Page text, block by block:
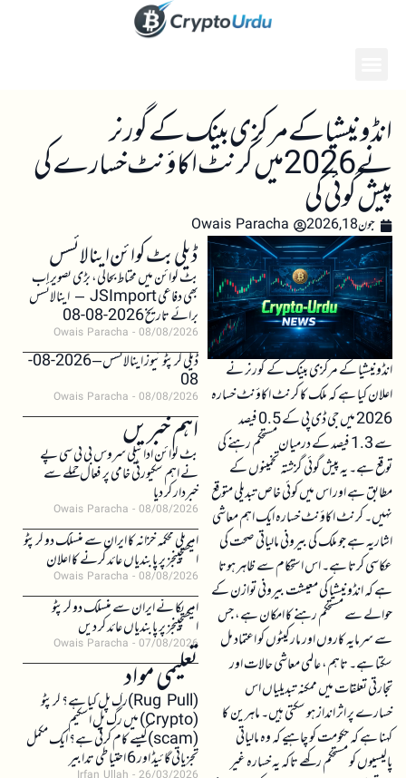
انڈونیشیا کے مرکزی بینک کے گورنر
نے 2026 میں کرنٹ اکاؤنٹ خسارے کی
پیش گوئی کی
جون 18, 2026 Owais Paracha
انڈونیشیا کے مرکزی بینک کے گورنر نے
اعلان کیا ہے کہ ملک کا کرنٹ اکاؤنٹ خسارہ
2026 میں جی ڈی پی کے 0.5 فیصد
سے 1.3 فیصد کے درمیان مستحکم رہنے کی
توقع ہے۔ یہ پیش گوئی گزشتہ تخمینوں کے
مطابق ہے اور اس میں کوئی خاص تبدیلی متوقع
نہیں۔ کرنٹ اکاؤنٹ خسارہ ایک اہم معاشی
اشاریہ ہے جو ملک کی بیرونی مالیاتی صحت کی
عکاسی کرتا ہے۔ اس استحکام سے ظاہر ہوتا
ہے کہ انڈونیشیا کی معیشت بیرونی توازن کے
حوالے سے مستحکم رہنے کا امکان ہے، جس
سے سرمایہ کاروں اور مارکیٹوں کو اعتماد مل
سکتا ہے۔ تاہم، عالمی معاشی حالات اور
تجارتی تعلقات میں ممکنہ تبدیلیاں اس
خسارے پر اثر انداز ہو سکتی ہیں۔ ماہرین کا
کہنا ہے کہ حکومت کو چاہیے کہ وہ مالیاتی
پالیسیوں کو مستحکم رکھے تاکہ یہ خسارہ غیر
ڈیلی بٹ کوائن اینالائسس
بٹ کوائن میں محتاط بحالی، بڑی تصویر اب
بھی دفاعی JSImport – اینالائسس
برائے تاریخ 2026-08-08
Owais Paracha 08/08/2026
ڈیلی کرپٹو نیوز اینالائسس – 2026-08-
08
Owais Paracha 08/08/2026
اہم خبریں
بٹ کوائن ادائیگی سروس بی ٹی سی پے
نے اہم سکیورٹی خامی پر فعال حملے سے
خبردار کر دیا
Owais Paracha 08/08/2026
امریکی محکمہ خزانہ کا ایران سے منسلک دو کرپٹو
ایکسچینجز پر پابندیاں عائد کرنے کا اعلان
Owais Paracha 08/08/2026
امریکا نے ایران سے منسلک دو کرپٹو
ایکسچینجز پر پابندیاں عائد کر دیں
Owais Paracha 07/08/2026
تعلیمی مواد(Rug Pull)رگ پل کیا ہے؟ کرپٹو
(Crypto) میں رگ پل اسکیم
(scam)کیسے کام کرتی ہے؟ ایک مکمل
تجزیاتی گائیڈ اور 6 احتیاطی تدابیر